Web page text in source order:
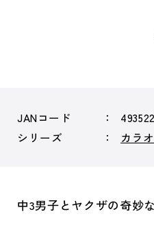
JANコード
シリーズ
カラ
中3男子とヤクザの奇妙な